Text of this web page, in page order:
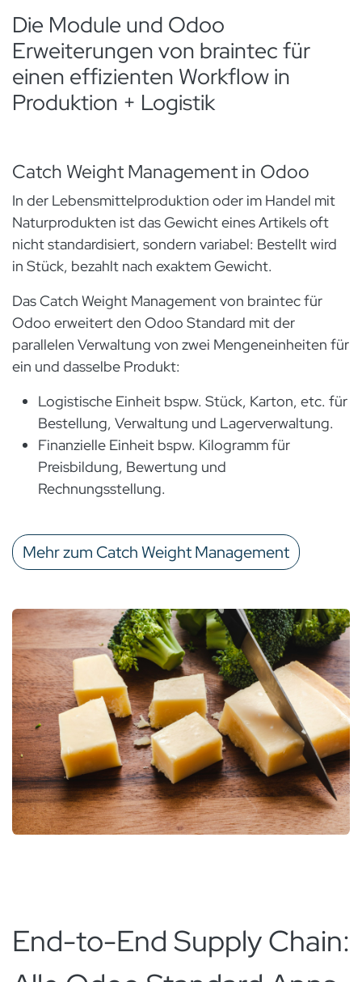
Die Module und Odoo
Erweiterungen von braintec für
einen effizienten Workflow in
Produktion + Logistik
Catch Weight Management in Odoo
In der Lebensmittelproduktion oder im Handel mit
Naturprodukten ist das Gewicht eines Artikels oft
nicht standardisiert, sondern variabel: Bestellt wird
in Stück, bezahlt nach exaktem Gewicht.
Das Catch Weight Management von braintec für
Odoo erweitert den Odoo Standard mit der
parallelen Verwaltung von zwei Mengeneinheiten für
ein und dasselbe Produkt:
Logistische Einheit bspw. Stück, Karton, etc. für
Bestellung, Verwaltung und Lagerverwaltung.
Finanzielle Einheit bspw. Kilogramm für
Preisbildung, Bewertung und
Rechnungsstellung.
Mehr zum Catch Weight Management
End-to-End Supply Chain: